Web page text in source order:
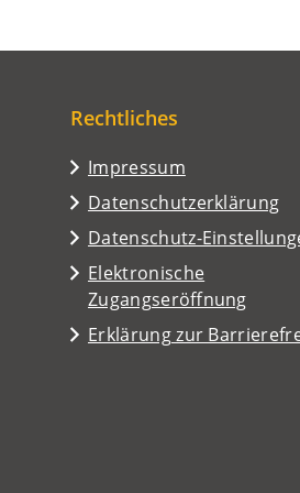
Rechtliches
Impressum
Datenschutzerklärung
Datenschutz-
Elektronische
Zugangseröffnung
Erklärung zur